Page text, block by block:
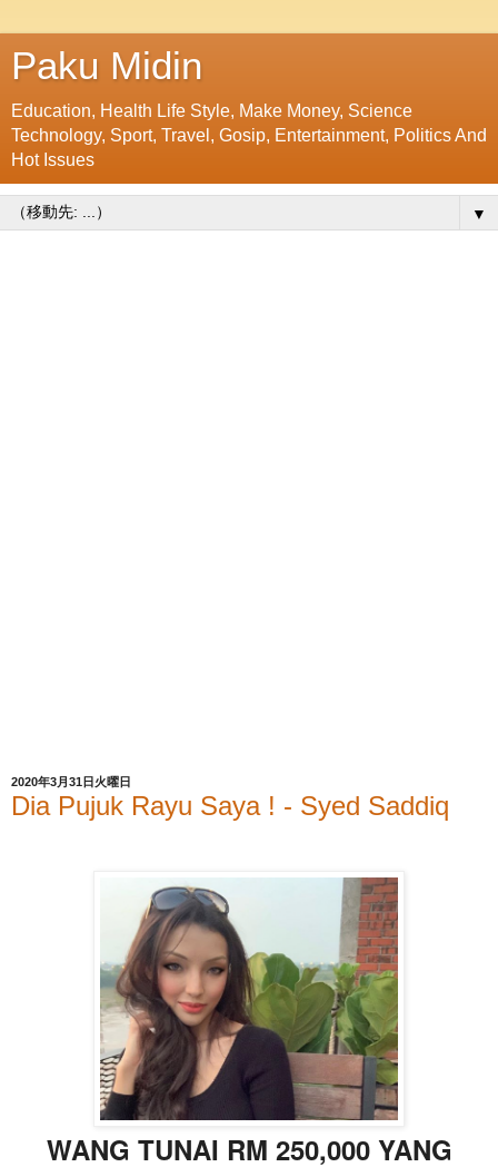
Paku Midin
Education, Health Life Style, Make Money, Science
Technology, Sport, Travel, Gosip, Entertainment, Politics And
Hot Issues
▼
2020年3月31日火曜日
Dia Pujuk Rayu Saya ! - Syed Saddiq
WANG TUNAI RM 250,000 YANG